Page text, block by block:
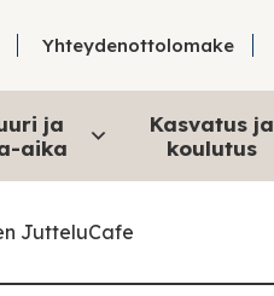
Yhteydenottolomake
ja
aika
Kasvatus ja
koulutus
JutteluCafe